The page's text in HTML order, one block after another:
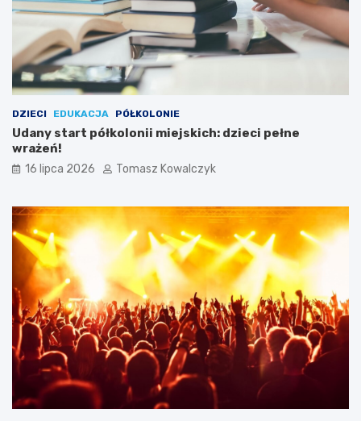
DZIECI EDUKACJA PÓŁKOLONIE
Udany start półkolonii miejskich: dzieci pełne
wrażeń!
16 lipca 2026 Tomasz Kowalczyk